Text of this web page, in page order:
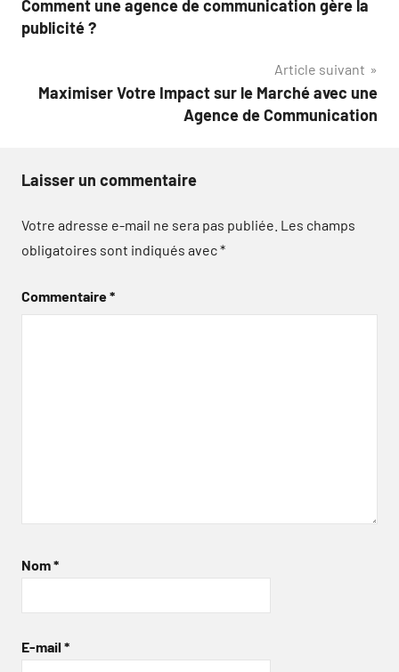
de
Comment une agence de communication gère la
publicité ?
Article suivant
Maximiser Votre Impact sur le Marché avec une
Agence de Communication
Laisser un commentaire
Votre adresse e-mail ne sera pas publiée. Les champs
obligatoires sont indiqués avec*
Commentaire*
Nom*
E-mail *